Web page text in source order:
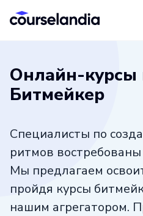
Онлайн-курсы
Битмейкер
Специалисты по
ритмов
Мы предлагаем
пройдя курсы
нашим агрегатором.